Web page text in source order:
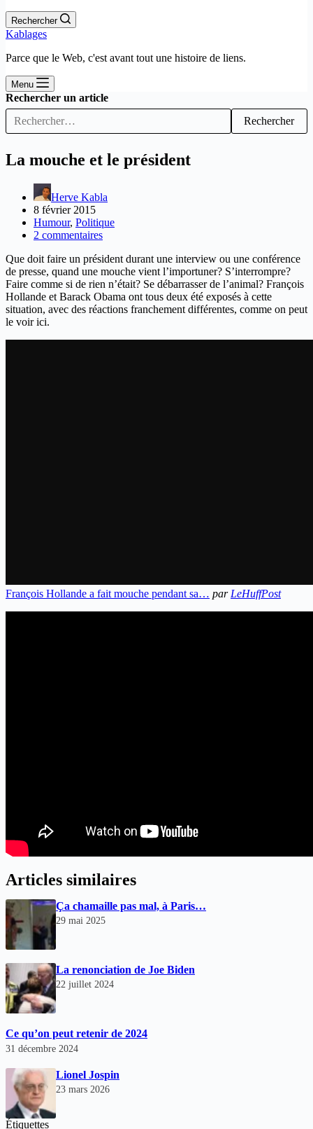
Rechercher
Kablages
Parce que le Web, c'est avant tout une histoire de liens.
Menu
Rechercher un article
Rechercher
La mouche et le président
Herve Kabla
8 février 2015
Humour, Politique
2 commentaires
Que doit faire un président durant une interview ou une conférence
de presse, quand une mouche vient l’importuner? S’interrompre?
Faire comme si de rien n’était? Se débarrasser de l’animal? François
Hollande et Barack Obama ont tous deux été exposés à cette
situation, avec des réactions franchement différentes, comme on peut
le voir ici.
François Hollande a fait mouche pendant sa… par LeHuffPost
Articles similaires
Ça chamaille pas mal, à Paris…
29 mai 2025
La renonciation de Joe Biden
22 juillet 2024
Ce qu’on peut retenir de 2024
31 décembre 2024
Lionel Jospin
23 mars 2026
Étiquettes